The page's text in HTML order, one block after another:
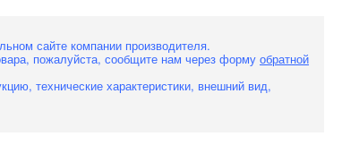
сайте компании производителя.
пожалуйста, сообщите нам через форму обратной
технические характеристики, внешний вид,